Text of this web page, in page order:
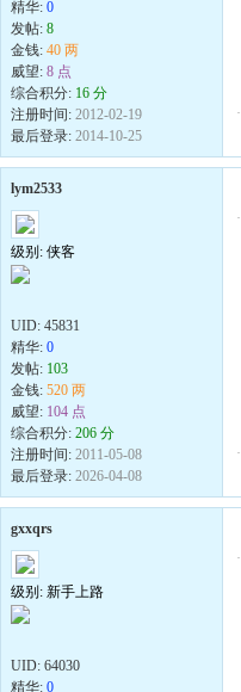
精华: 0
发帖: 8
金钱: 40 两
威望: 8 点
综合积分: 16 分
注册时间: 2012-02-19
最后登录: 2014-10-25
lym2533
级别: 侠客
UID: 45831
精华: 0
发帖: 103
金钱: 520 两
威望: 104 点
综合积分: 206 分
注册时间: 2011-05-08
最后登录: 2026-04-08
gxxqrs
级别: 新手上路
UID: 64030
精华: 0